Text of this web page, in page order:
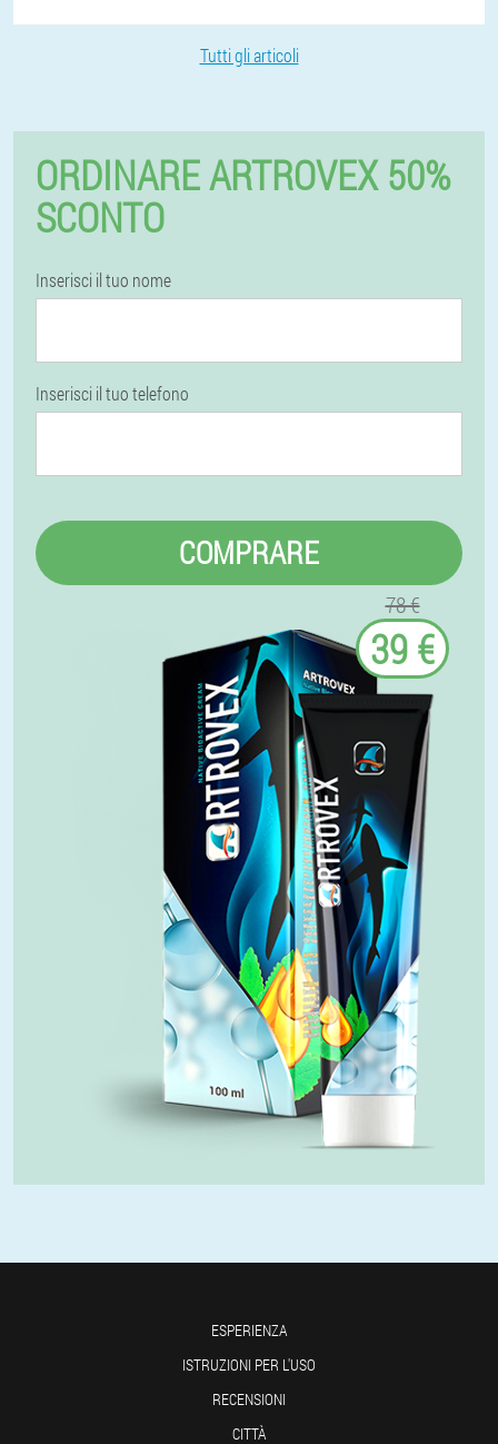
Tutti gli articoli
ORDINARE ARTROVEX 50%
SCONTO
Inserisci il tuo nome
Inserisci il tuo telefono
COMPRARE
78 €
39 €
ESPERIENZA
ISTRUZIONI PER L'USO
RECENSIONI
CITTÀ